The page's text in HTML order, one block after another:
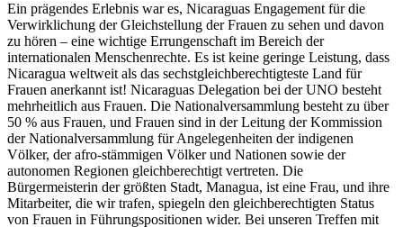
Ein prägendes Erlebnis war es, Nicaraguas Engagement für die
Verwirklichung der Gleichstellung der Frauen zu sehen und davon
zu hören – eine wichtige Errungenschaft im Bereich der
internationalen Menschenrechte. Es ist keine geringe Leistung, dass
Nicaragua weltweit als das sechstgleichberechtigteste Land für
Frauen anerkannt ist! Nicaraguas Delegation bei der UNO besteht
mehrheitlich aus Frauen. Die Nationalversammlung besteht zu über
50 % aus Frauen, und Frauen sind in der Leitung der Kommission
der Nationalversammlung für Angelegenheiten der indigenen
Völker, der afro-stämmigen Völker und Nationen sowie der
autonomen Regionen gleichberechtigt vertreten. Die
Bürgermeisterin der größten Stadt, Managua, ist eine Frau, und ihre
Mitarbeiter, die wir trafen, spiegeln den gleichberechtigten Status
von Frauen in Führungspositionen wider. Bei unseren Treffen mit